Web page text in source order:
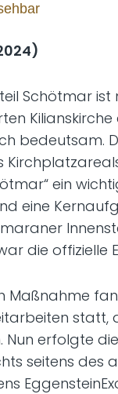
Schötmar ist
bedeutsam.
ein
eine
die offizielle
Maßnahme
statt,
Nun erfolgte
seitens des